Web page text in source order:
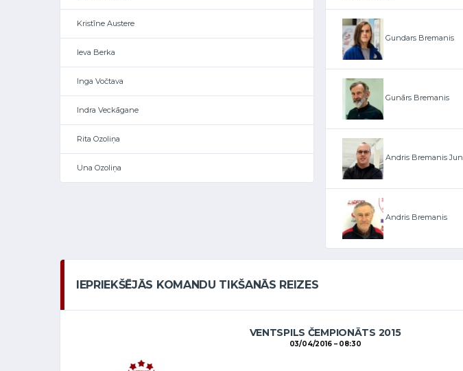
Kristīne Austere
Ieva Berka
Inga Vočtava
Indra Veckāgane
Rita Ozoliņa
Una Ozoliņa
Gundars Bremanis
Gunārs Bremanis
Andris Bremanis Jun
Andris Bremanis
IEPRIEKŠĒJĀS KOMANDU TIKŠANĀS REIZES
VENTSPILS ČEMPIONĀTS 2015
03/04/2016 08:30